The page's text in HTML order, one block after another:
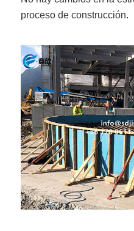
proceso de construcción.